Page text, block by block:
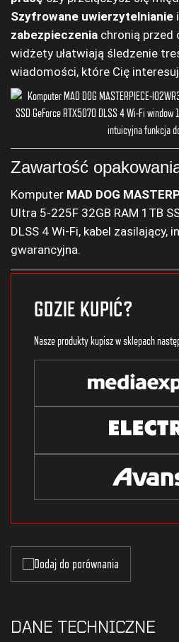
Szyfrowane uwierzytelnianie i
zabezpieczenia chronią przed
widżety ułatwiają śledzenie
wiadomości, które Cię
Zawartość
Komputer MAD DOG
Ultra 5-225F 32GB RAM 1TB
DLSS 4 Wi-Fi, kabel zasilający,
gwarancyjna.
GDZIE KUPIĆ?
Nasze produkty kupisz w sklepach
Dodaj do porównania
DANE TECHNICZNE